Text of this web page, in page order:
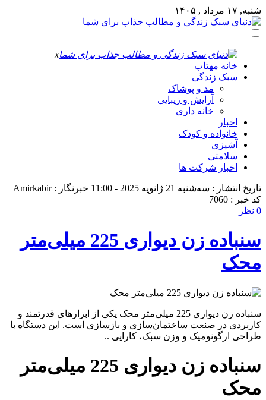
شنبه, ۱۷ مرداد , ۱۴۰۵
x
خانه مهتاب
سبک زندگی
مد و پوشاک
آرایش و زیبایی
خانه داری
اخبار
خانواده و کودک
آشپزی
سلامتی
اخبار شرکت ها
تاریخ انتشار : سه‌شنبه 21 ژانویه 2025 - 11:00
خبرنگار : Amirkabir
کد خبر : 7060
0 نظر
سنباده زن دیواری 225 میلی‌متر
محک
سنباده زن دیواری 225 میلی‌متر محک یکی از ابزارهای قدرتمند و
کاربردی در صنعت ساختمان‌سازی و بازسازی است. این دستگاه با
طراحی ارگونومیک و وزن سبک، کارایی ..
سنباده زن دیواری 225 میلی‌متر
محک